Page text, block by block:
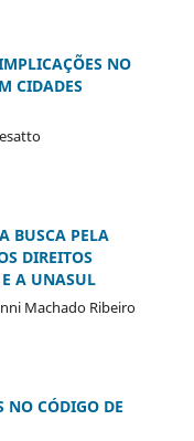
NO
CIDADES
BUSCA PELA
DIREITOS
A UNASUL
Machado Ribeiro
NO CÓDIGO DE